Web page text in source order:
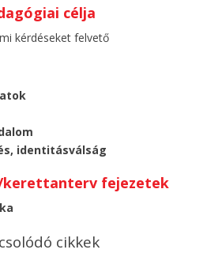
célja
kérdéseket felvető
identitásválság
kerettanterv fejezetek
cikkek